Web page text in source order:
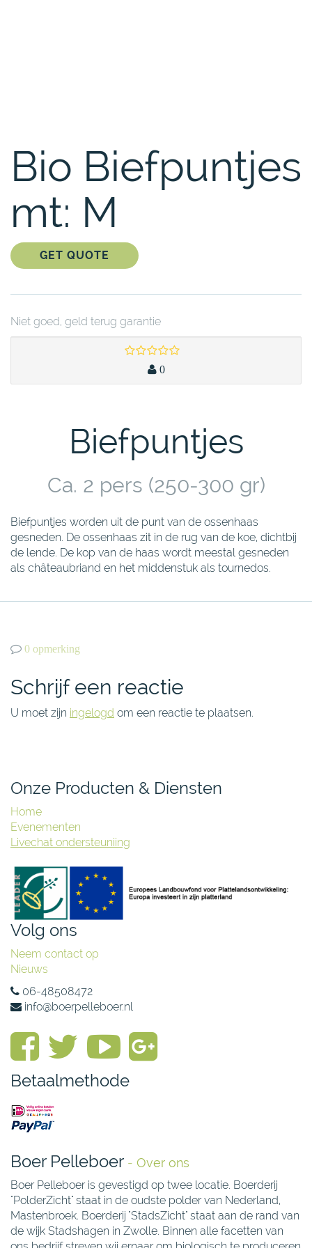
Bio Biefpuntjes
mt: M
GET QUOTE
Niet goed, geld terug garantie
0
Biefpuntjes
Ca. 2 pers (250-300 gr)
Biefpuntjes worden uit de punt van de ossenhaas
gesneden. De ossenhaas zit in de rug van de koe, dichtbij
de lende. De kop van de haas wordt meestal gesneden
als châteaubriand en het middenstuk als tournedos.
0 opmerking
Schrijf een reactie
U moet zijn ingelogd om een reactie te plaatsen.
Onze Producten & Diensten
Home
Evenementen
Livechat ondersteuniing
Volg ons
Neem contact op
Nieuws
06-48508472
info@boerpelleboer.nl
Betaalmethode
Boer Pelleboer - Over ons
Boer Pelleboer is gevestigd op twee locatie. Boerderij
"PolderZicht" staat in de oudste polder van Nederland,
Mastenbroek. Boerderij "StadsZicht" staat aan de rand van
de wijk Stadshagen in Zwolle. Binnen alle facetten van